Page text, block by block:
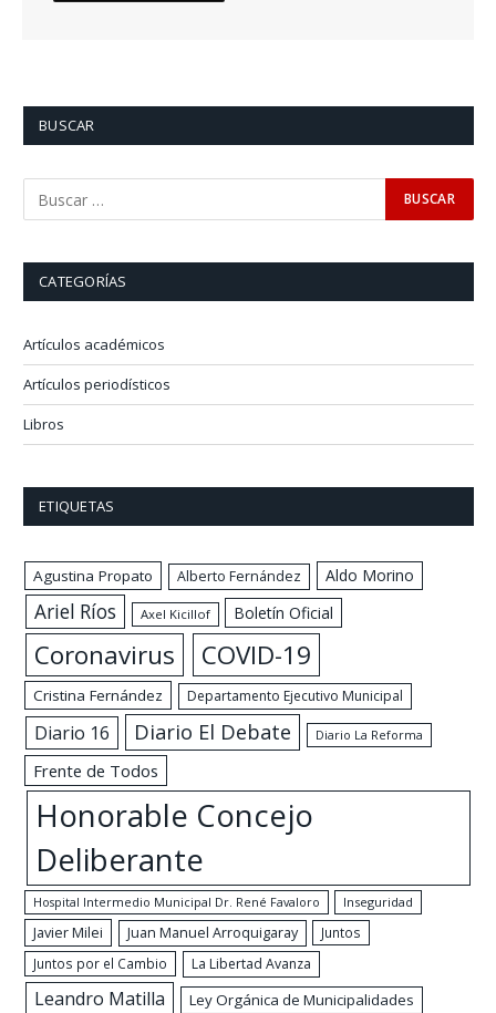
BUSCAR
CATEGORÍAS
Artículos académicos
Artículos periodísticos
Libros
ETIQUETAS
Agustina Propato Alberto Fernández Aldo Morino
Ariel Ríos Axel Kicillof Boletín Oficial
Coronavirus COVID-19
Cristina Fernández Departamento Ejecutivo Municipal
Diario 16 Diario El Debate Diario La Reforma
Frente de Todos
Honorable Concejo
Deliberante
Hospital Intermedio Municipal Dr. René Favaloro Inseguridad
Javier Milei Juan Manuel Arroquigaray
Juntos
Juntos por el Cambio
La Libertad Avanza
Leandro Matilla Ley Orgánica de Municipalidades